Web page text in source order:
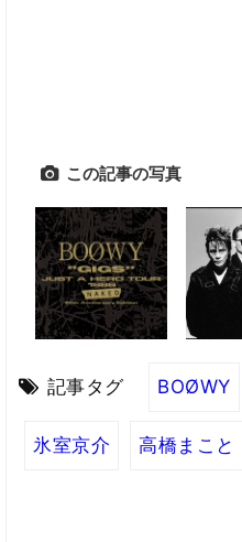
この記事の写真
記事タグ BOØWY
氷室京介 高橋まこと